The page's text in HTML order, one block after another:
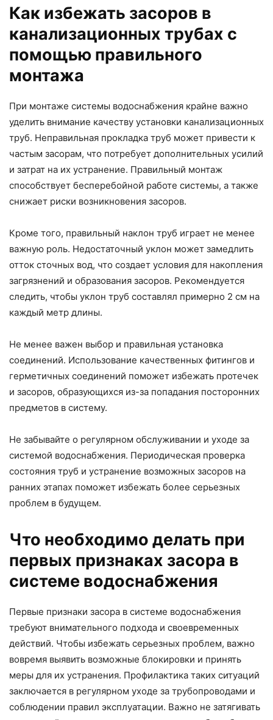
Как избежать засоров в
канализационных трубах с
помощью правильного
монтажа
При монтаже системы водоснабжения крайне важно
уделить внимание качеству установки канализационных
труб. Неправильная прокладка труб может привести к
частым засорам, что потребует дополнительных усилий
и затрат на их устранение. Правильный монтаж
способствует бесперебойной работе системы, а также
снижает риски возникновения засоров.
Кроме того, правильный наклон труб играет не менее
важную роль. Недостаточный уклон может замедлить
отток сточных вод, что создает условия для накопления
загрязнений и образования засоров. Рекомендуется
следить, чтобы уклон труб составлял примерно 2 см на
каждый метр длины.
Не менее важен выбор и правильная установка
соединений. Использование качественных фитингов и
герметичных соединений поможет избежать протечек
и засоров, образующихся из-за попадания посторонних
предметов в систему.
Не забывайте о регулярном обслуживании и уходе за
системой водоснабжения. Периодическая проверка
состояния труб и устранение возможных засоров на
ранних этапах поможет избежать более серьезных
проблем в будущем.
Что необходимо делать при
первых признаках засора в
системе водоснабжения
Первые признаки засора в системе водоснабжения
требуют внимательного подхода и своевременных
действий. Чтобы избежать серьезных проблем, важно
вовремя выявить возможные блокировки и принять
меры для их устранения. Профилактика таких ситуаций
заключается в регулярном уходе за трубопроводами и
соблюдении правил эксплуатации. Важно не затягивать